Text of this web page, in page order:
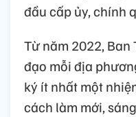
đầu cấp ủy, chính
Từ năm 2022,
đạo mỗi địa
ký ít nhất một
cách làm mới,